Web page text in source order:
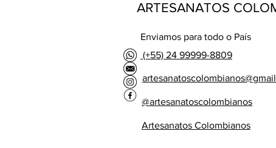
ARTESANATOS
Enviamos para todo o País
(+55) 24 99999-8809
@artesanatoscolombianos
Artesanatos Colombianos